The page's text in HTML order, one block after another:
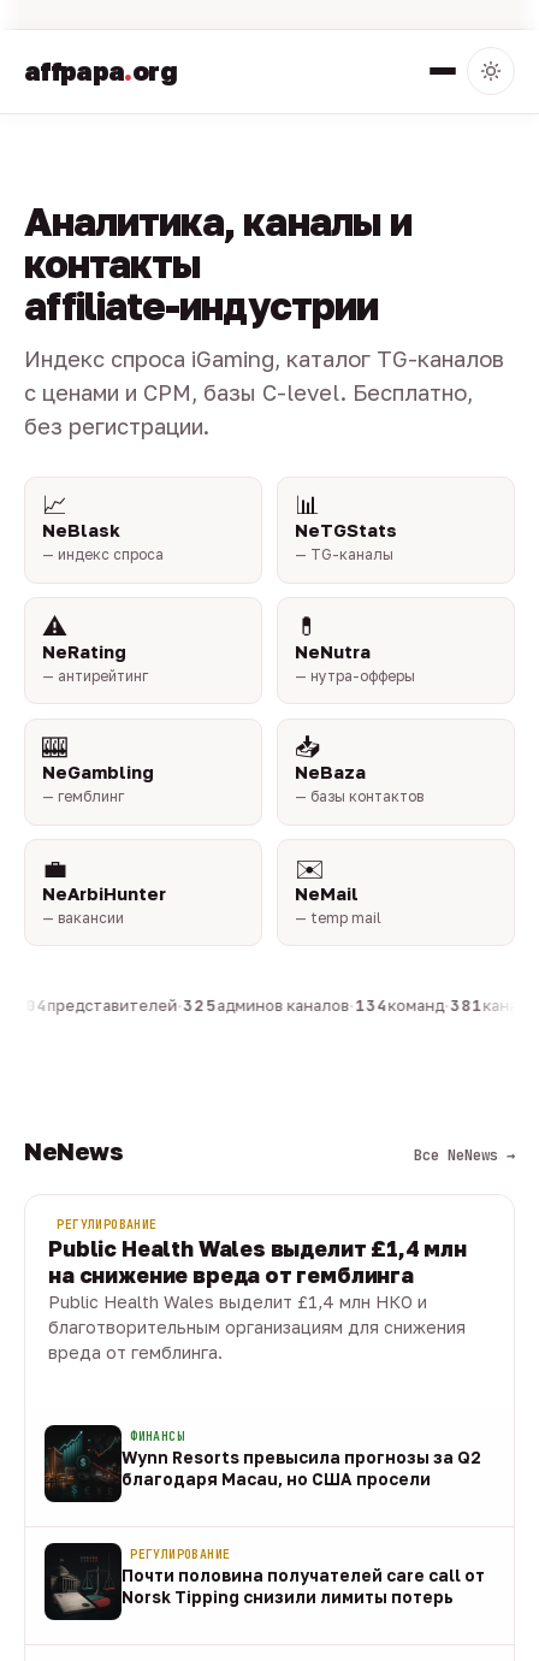
affpapa.org
Аналитика, каналы и
контакты
affiliate-индустрии
Индекс спроса iGaming, каталог TG-каналов
с ценами и CPM, базы C-level. Бесплатно,
без регистрации.
📈
NeBlask
— индекс спроса
📊
NeTGStats
— TG-каналы
⚠️
NeRating
— антирейтинг
💊
NeNutra
— нутра-офферы
🎰
NeGambling
— гемблинг
📥
NeBaza
— базы контактов
💼
NeArbiHunter
— вакансии
✉️
NeMail
— temp mail
804представителей·325админов каналов·134команд·381каналов
NeNews Все NeNews →
РЕГУЛИРОВАНИЕ
Public Health Wales выделит £1,4 млн
на снижение вреда от гемблинга
Public Health Wales выделит £1,4 млн НКО и
благотворительным организациям для снижения
вреда от гемблинга.
ФИНАНСЫ
Wynn Resorts превысила прогнозы за Q2
благодаря Macau, но США просели
РЕГУЛИРОВАНИЕ
Почти половина получателей care call от
Norsk Tipping снизили лимиты потерь